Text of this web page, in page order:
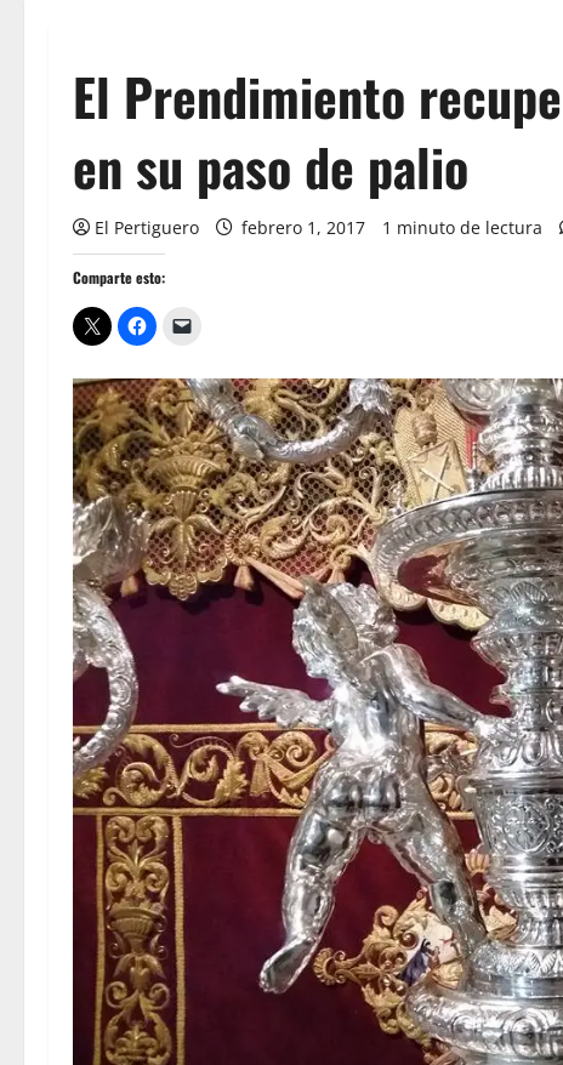
El Prendimiento
en su paso de palio
El Pertiguero febrero 1, 2017 1 minuto de lectura
Comparte esto: